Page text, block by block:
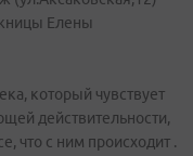
Елены
который чувствует
действительности,
что с ним происходит .